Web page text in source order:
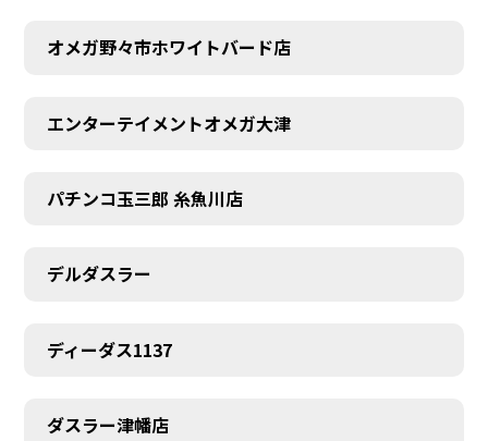
オメガ野々市ホワイトバード店
エンターテイメントオメガ大津
パチンコ玉三郎 糸魚川店
デルダスラー
ディーダス1137
ダスラー津幡店